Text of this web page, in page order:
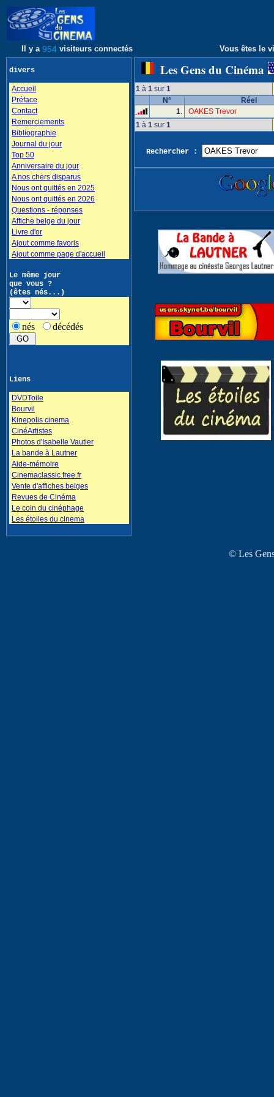
Il y a 954 visiteurs connectés Vous êtes le
divers
Accueil
Préface
Contact
Remerciements
Bibliographie
Journal du jour
Top 50
Anniversaire du jour
A nos chers disparus
Nous ont quittés en 2025
Nous ont quittés en 2026
Questions - réponses
Affiche belge du jour
Livre d'or
Ajout comme favoris
Ajout comme page d'accueil
Le même jour
que vous ?
(êtes nés...)
nés décédés
Liens
DVDToile
Bourvil
Kinepolis cinema
CinéArtistes
Photos d'Isabelle Vautier
La bande à Lautner
Aide-mémoire
Cinemaclassic.free.fr
Vente d'affiches belges
Revues de Cinéma
Le coin du cinéphage
Les étoiles du cinema
Les Gens du Cinéma
1 à 1 sur 1
N°
Réel
1.
OAKES Trevor
1 à 1 sur 1
Rechercher :
© Les